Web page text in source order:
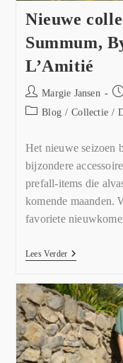
Nieuwe
Summum,
L’Amitié
Margie Jansen
Blog / Collectie /
Het nieuwe seizoen
bijzondere
prefall-items die
komende maanden.
favoriete
Lees Verder